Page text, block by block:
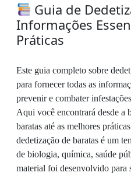
Guia de
Informações
Práticas
Este guia completo sobre
para fornecer todas as
prevenir e combater
Aqui você encontrará desde a
baratas até as melhores
dedetização de baratas é um
de biologia, química, saúde
material foi desenvolvido para